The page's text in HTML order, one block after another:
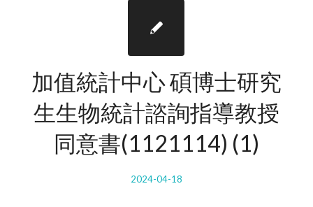
加值統計中心 碩博士研究
生生物統計諮詢指導教授
同意書(1121114) (1)
2024-04-18